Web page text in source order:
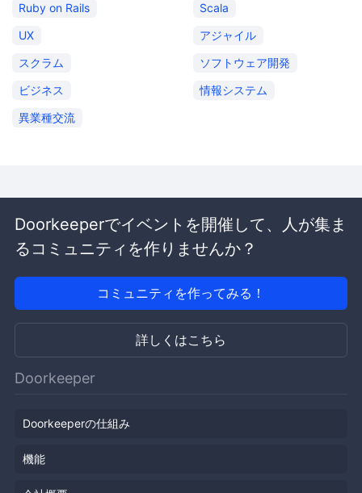
Ruby on Rails
Scala
UX
アジャイル
スクラム
ソフトウェア開発
ビジネス
情報システム
異業種交流
Doorkeeperでイベントを開催して、人が集ま
るコミュニティを作りませんか？
コミュニティを作ってみる！
詳しくはこちら
Doorkeeper
Doorkeeperの仕組み
機能